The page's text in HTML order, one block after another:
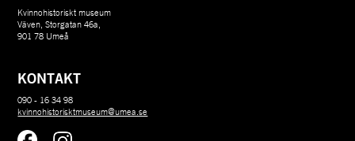
Kvinnohistoriskt museum
Väven, Storgatan 46a,
901 78 Umeå
KONTAKT
090 - 16 34 98
kvinnohistorisktmuseum@umea.se